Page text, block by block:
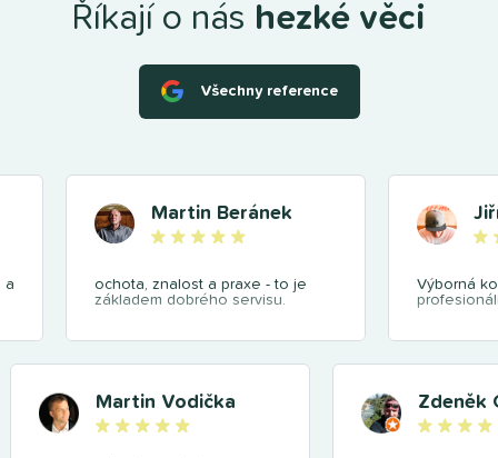
a
Martin Beránek
ochota, znalost a praxe - to je
základem dobrého servisu.
Výborná
Martin Vodička Zdeněk
Říkají o nás hezké věci
Všechny reference